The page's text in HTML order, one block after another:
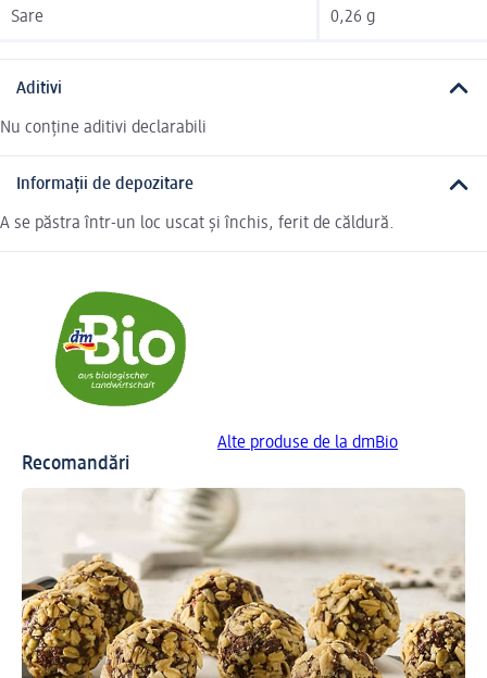
Sare 0,26 g
Aditivi
Nu conține aditivi declarabili
Informații de depozitare
A se păstra într-un loc uscat și închis, ferit de căldură.
Alte produse de la dmBio
Recomandări